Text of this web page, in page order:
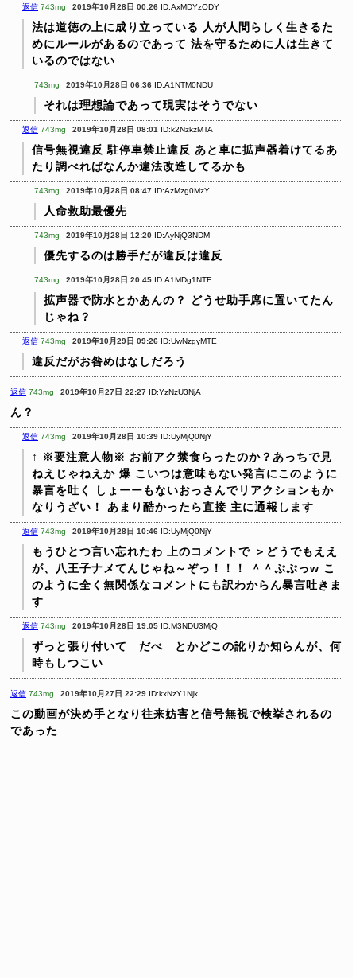
返信 743mg 2019年10月28日 00:26 ID:AxMDYzODY
法は道徳の上に成り立っている
人が人間らしく生きるた
めにルールがあるのであって 法を守るために人は生きて
いるのではない
743mg 2019年10月28日 06:36 ID:A1NTM0NDU
それは理想論であって現実はそうでない
返信 743mg 2019年10月28日 08:01 ID:k2NzkzMTA
信号無視違反 駐停車禁止違反 あと車に拡声器着けてるあ
たり調べればなんか違法改造してるかも
743mg 2019年10月28日 08:47 ID:AzMzg0MzY
人命救助最優先
743mg 2019年10月28日 12:20 ID:AyNjQ3NDM
優先するのは勝手だが違反は違反
743mg 2019年10月28日 20:45 ID:A1MDg1NTE
拡声器で防水とかあんの？
どうせ助手席に置いてたん
じゃね？
返信 743mg 2019年10月29日 09:26 ID:UwNzgyMTE
違反だがお咎めはなしだろう
返信 743mg 2019年10月27日 22:27 ID:YzNzU3NjA
ん？
返信 743mg 2019年10月28日 10:39 ID:UyMjQ0NjY
↑ ※要注意人物※ お前アク禁食らったのか？あっちで見
ねえじゃねえか 爆 こいつは意味もない発言にこのように
暴言を吐く
しょーーもないおっさんでリアクションもか
なりうざい！
あまり酷かったら直接 主に通報します
返信 743mg 2019年10月28日 10:46 ID:UyMjQ0NjY
もうひとつ言い忘れたわ 上のコメントで ＞どうでもええ
が、八王子ナメてんじゃね～ぞっ！！！ ＾＾ぷぷっw こ
のように全く無関係なコメントにも訳わからん暴言吐きま
す
返信 743mg 2019年10月28日 19:05 ID:M3NDU3MjQ
ずっと張り付いて だべ とかどこの訛りか知らんが、何
時もしつこい
返信 743mg 2019年10月27日 22:29 ID:kxNzY1Njk
この動画が決め手となり往来妨害と信号無視で検挙されるの
であった